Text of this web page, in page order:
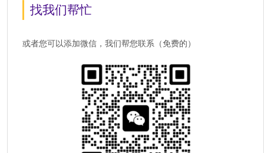
找我们帮忙
或者您可以添加微信，我们帮您联系（免费的）